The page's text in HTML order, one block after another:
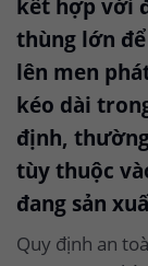
kết hợp với
thùng lớn
lên men
kéo dài
định,
tùy thuộc
đang sản
Quy định an